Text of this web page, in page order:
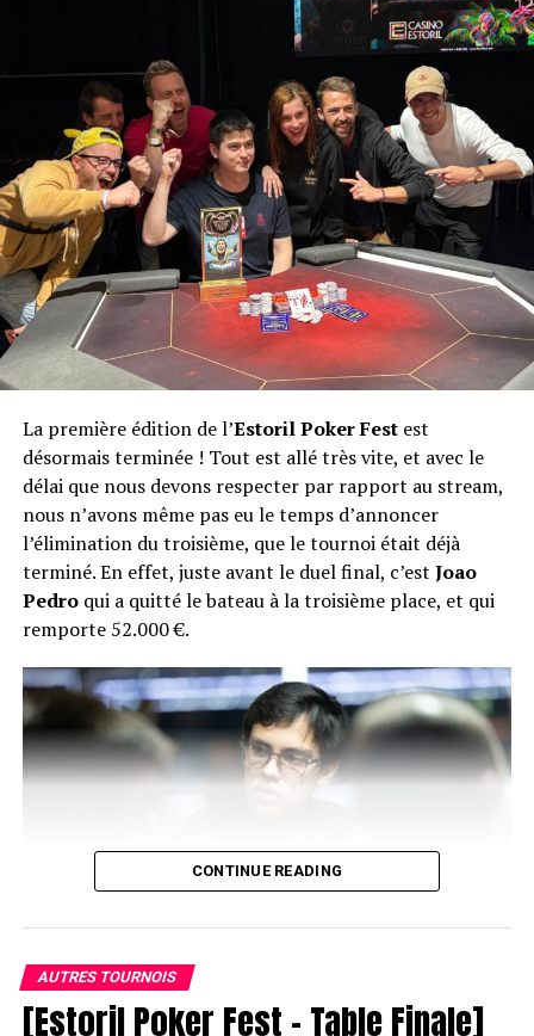
La première édition de l’Estoril Poker Festest
désormais terminée ! Tout est allé très vite, et avec le
délai que nous devons respecter par rapport au stream,
nous n’avons même pas eu le temps d’annoncer
l’élimination du troisième, que le tournoi était déjà
terminé. En effet, juste avant le duel final, c’est Joao
Pedroqui a quitté le bateau à la troisième place, et qui
remporte 52.000 €.
Joao Pedro
CONTINUE READING
AUTRES TOURNOIS
[Estoril Poker Fest – Table Finale]